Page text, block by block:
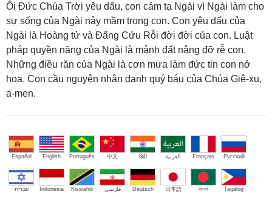
Ôi Đức Chúa Trời yêu dấu, con cảm tạ Ngài vì Ngài làm cho
sự sống của Ngài nảy mầm trong con. Con yêu dấu của
Ngài là Hoàng tử và Đấng Cứu Rỗi đời đời của con. Luật
pháp quyền năng của Ngài là mảnh đất nâng đỡ rễ con.
Những điều răn của Ngài là cơn mưa làm đức tin con nở
hoa. Con cầu nguyện nhân danh quý báu của Chúa Giê-xu,
a-men.
Español English Português 中文 हिंदी العربية Français Русский
עברית Indonesia Kiswahili فارسی Deutsch 日本語 বাংলা Tagalog